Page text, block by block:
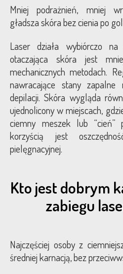
Mniej podrażnień, mniej
gładsza skóra bez cienia po
Laser działa wybiórczo
otaczająca skóra jest
mechanicznych metodach.
nawracające stany
depilacji. Skóra wygląda
ujednolicony w miejscach,
ciemny meszek lub “cień”
korzyścią jest
pielęgnacyjnej.
Kto jest dobrym
zabiegu
Najczęściej osoby z
średniej karnacją, bez